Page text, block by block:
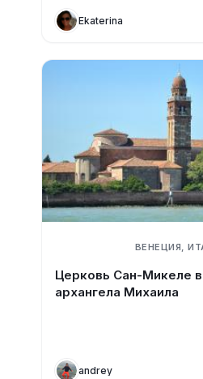
Ekaterina
ВЕНЕЦИЯ,
Церковь Сан-Микеле в
архангела Михаила
andrey